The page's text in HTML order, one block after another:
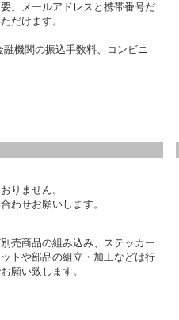
。メールアドレスと携帯番号だ
だけます。
機関の振込手数料、コンビニ
りません。
わせお願いします。
売商品の組み込み、ステッカー
トや部品の組立・加工などは行
願い致します。